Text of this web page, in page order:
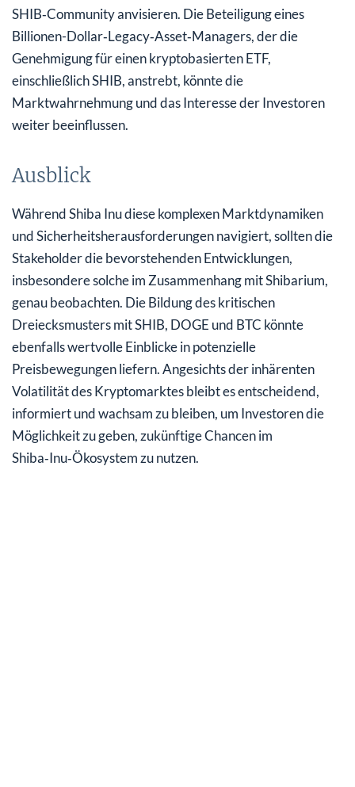
SHIB‑Community anvisieren. Die Beteiligung eines
Billionen-Dollar‑Legacy‑Asset‑Managers, der die
Genehmigung für einen kryptobasierten ETF,
einschließlich SHIB, anstrebt, könnte die
Marktwahrnehmung und das Interesse der Investoren
weiter beeinflussen.
Ausblick
Während Shiba Inu diese komplexen Marktdynamiken
und Sicherheitsherausforderungen navigiert, sollten die
Stakeholder die bevorstehenden Entwicklungen,
insbesondere solche im Zusammenhang mit Shibarium,
genau beobachten. Die Bildung des kritischen
Dreiecksmusters mit SHIB, DOGE und BTC könnte
ebenfalls wertvolle Einblicke in potenzielle
Preisbewegungen liefern. Angesichts der inhärenten
Volatilität des Kryptomarktes bleibt es entscheidend,
informiert und wachsam zu bleiben, um Investoren die
Möglichkeit zu geben, zukünftige Chancen im
Shiba‑Inu‑Ökosystem zu nutzen.